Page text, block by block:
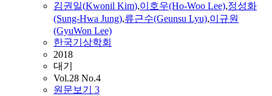
김권일(Kwonil Kim),이호우(Ho-Woo Lee),정성화
(Sung-Hwa Jung),류근수(Geunsu Lyu),이규원
(GyuWon Lee)
한국기상학회
2018
대기
Vol.28 No.4
원문보기 3